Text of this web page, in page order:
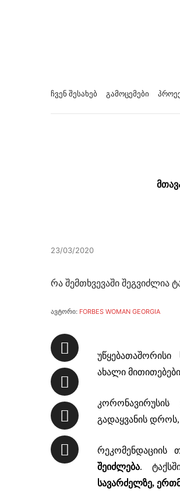
ჩვენ შესახებ გამოცემები
23/03/2020
რა შემთხვევაში შეგვიძლია
ავტორი: FORBES WOMAN GEORGIA
ახალი
გადაყვანის დროს,
რეკომენდაციის
შეიძლება.
სავარძელზე,